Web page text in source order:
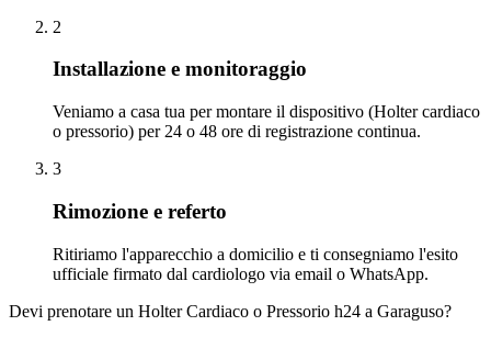
2
Installazione e monitoraggio
Veniamo a casa tua per montare il dispositivo (Holter cardiaco
o pressorio) per 24 o 48 ore di registrazione continua.
3
Rimozione e referto
Ritiriamo l'apparecchio a domicilio e ti consegniamo l'esito
ufficiale firmato dal cardiologo via email o WhatsApp.
Devi prenotare un Holter Cardiaco o Pressorio h24 a Garaguso?